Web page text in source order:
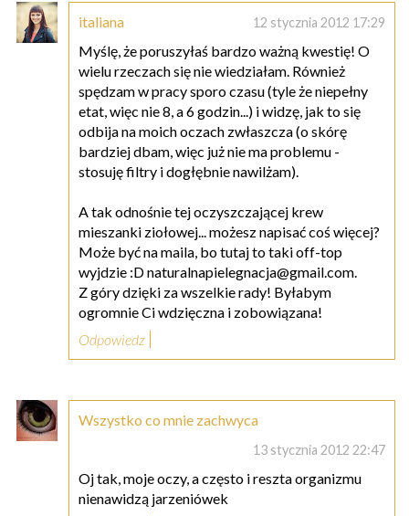
italiana 12 stycznia 2012 17:29
Myślę, że poruszyłaś bardzo ważną kwestię! O
wielu rzeczach się nie wiedziałam. Również
spędzam w pracy sporo czasu (tyle że niepełny
etat, więc nie 8, a 6 godzin...) i widzę, jak to się
odbija na moich oczach zwłaszcza (o skórę
bardziej dbam, więc już nie ma problemu -
stosuję filtry i dogłębnie nawilżam).
A tak odnośnie tej oczyszczającej krew
mieszanki ziołowej... możesz napisać coś więcej?
Może być na maila, bo tutaj to taki off-top
wyjdzie :D naturalnapielegnacja@gmail.com.
Z góry dzięki za wszelkie rady! Byłabym
ogromnie Ci wdzięczna i zobowiązana!
Odpowiedz
Wszystko co mnie zachwyca
13 stycznia 2012 22:47
Oj tak, moje oczy, a często i reszta organizmu
nienawidzą jarzeniówek